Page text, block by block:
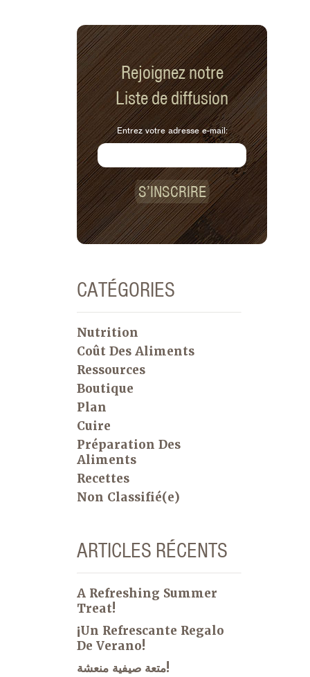
Rejoignez notre
Liste de diffusion
Entrez votre adresse e-mail:
S’INSCRIRE
CATÉGORIES
Nutrition
Coût Des Aliments
Ressources
Boutique
Plan
Cuire
Préparation Des
Aliments
Recettes
Non Classifié(e)
ARTICLES RÉCENTS
A Refreshing Summer
Treat!
¡Un Refrescante Regalo
De Verano!
متعة صيفية منعشة!